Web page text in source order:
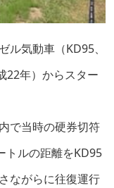
ル気動車（KD95、
22年）からスター
で当時の硬券切符
トルの距離をKD95
ながらに往復運行